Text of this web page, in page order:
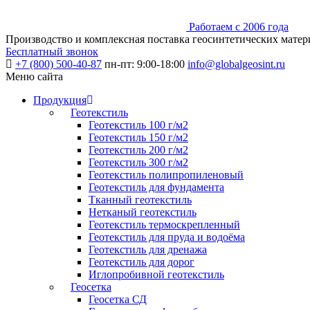
Работаем с 2006 года
Производство и комплексная поставка геосинтетических
Бесплатный звонок
+7 (800) 500-40-87 пн-пт: 9:00-18:00 info@globalgeosint.ru
Меню сайта
Продукция
Геотекстиль
Геотекстиль 100 г/м2
Геотекстиль 150 г/м2
Геотекстиль 200 г/м2
Геотекстиль 300 г/м2
Геотекстиль полипропиленовый
Геотекстиль для фундамента
Тканный геотекстиль
Нетканый геотекстиль
Геотекстиль термоскрепленный
Геотекстиль для пруда и водоёма
Геотекстиль для дренажа
Геотекстиль для дорог
Иглопробивной геотекстиль
Геосетка
Геосетка СД